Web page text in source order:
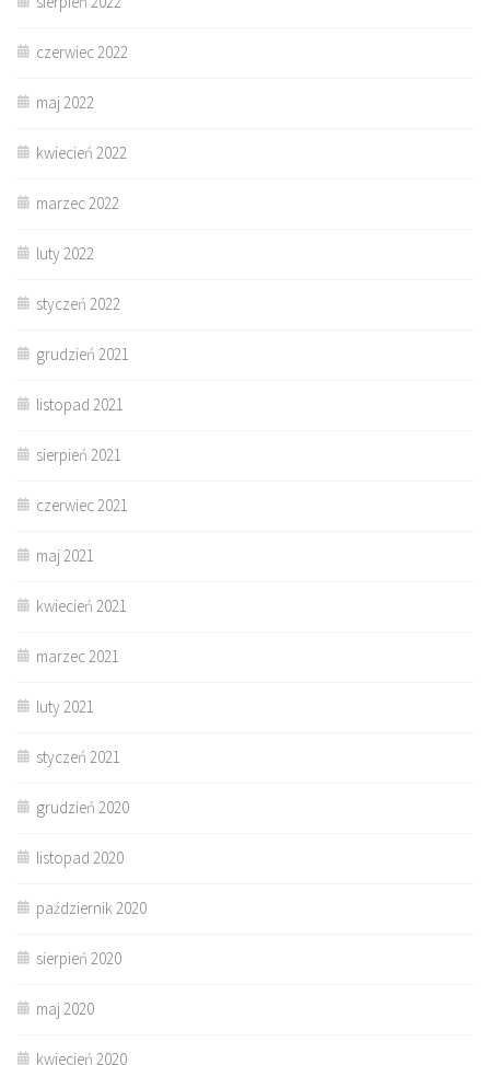
czerwiec 2022
maj 2022
kwiecień 2022
marzec 2022
luty 2022
styczeń 2022
grudzień 2021
listopad 2021
sierpień 2021
czerwiec 2021
maj 2021
kwiecień 2021
marzec 2021
luty 2021
styczeń 2021
grudzień 2020
listopad 2020
październik 2020
sierpień 2020
maj 2020
kwiecień 2020